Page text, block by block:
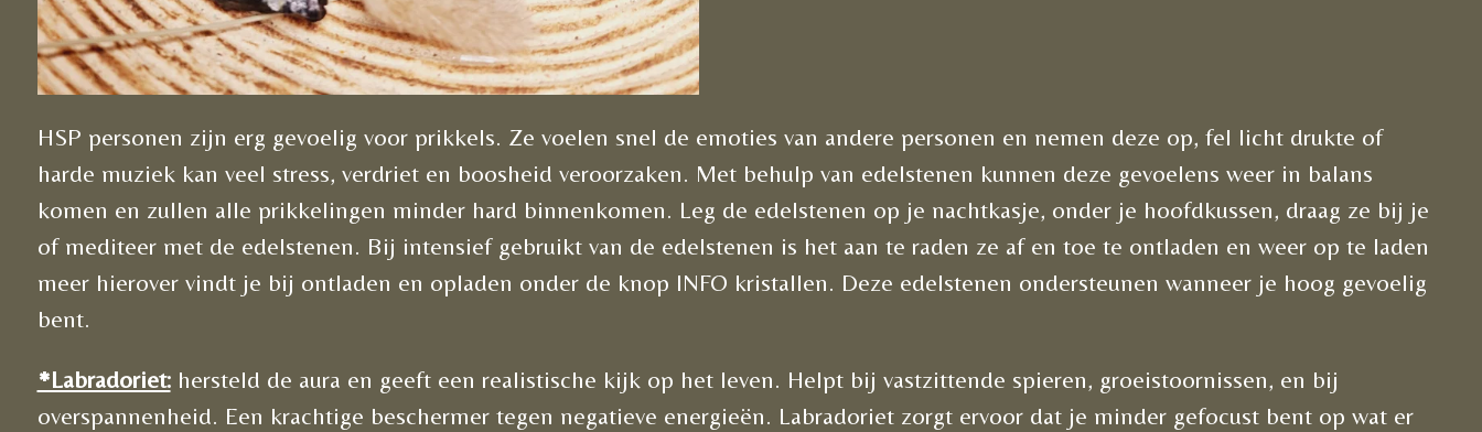
HSP personen zijn erg gevoelig voor prikkels. Ze voelen snel de emoties van andere personen en nemen deze op, fel licht drukte of
harde muziek kan veel stress, verdriet en boosheid veroorzaken. Met behulp van edelstenen kunnen deze gevoelens weer in balans
komen en zullen alle prikkelingen minder hard binnenkomen. Leg de edelstenen op je nachtkasje, onder je hoofdkussen, draag ze bij je
of mediteer met de edelstenen. Bij intensief gebruikt van de edelstenen is het aan te raden ze af en toe te ontladen en weer op te laden
meer hierover vindt je bij ontladen en opladen onder de knop INFO kristallen. Deze edelstenen ondersteunen wanneer je hoog gevoelig
bent.
*Labradoriet: hersteld de aura en geeft een realistische kijk op het leven. Helpt bij vastzittende spieren, groeistoornissen, en bij
overspannenheid. Een krachtige beschermer tegen negatieve energieën. Labradoriet zorgt ervoor dat je minder gefocust bent op wat er